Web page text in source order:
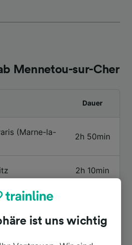
Mennetou-sur-Cher
Dauer
(Marne-la-
2h 50min
2h 10min
Corps
11min
ist uns wichtig